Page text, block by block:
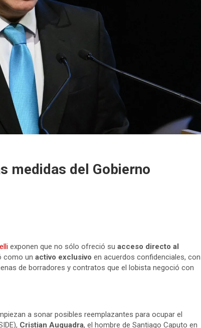
medidas del Gobierno
exponen que no sólo ofreció su acceso directo al
como un activo exclusivo en acuerdos confidenciales, con
de borradores y contratos que el lobista negoció con
a sonar posibles reemplazantes para ocupar el
Cristian Auguadra, el hombre de Santiago Caputo en